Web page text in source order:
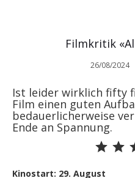
Filmkritik
26/08/2024
Ist leider wirklich fifty
Film einen guten
bedauerlicherweise
Ende an Spannung.
Kinostart: 29. August